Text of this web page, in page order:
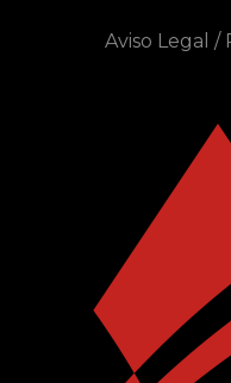
Aviso Legal /